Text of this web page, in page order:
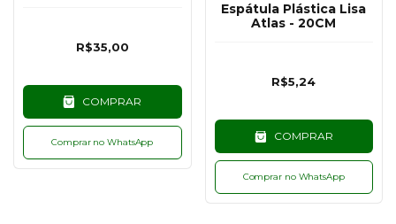
R$35,00
COMPRAR
Comprar no WhatsApp
Espátula Plástica Lisa
Atlas - 20CM
R$5,24
COMPRAR
Comprar no WhatsApp